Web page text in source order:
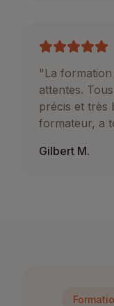
" La
attentes.
précis et très
formateur, a
Gilbert M.